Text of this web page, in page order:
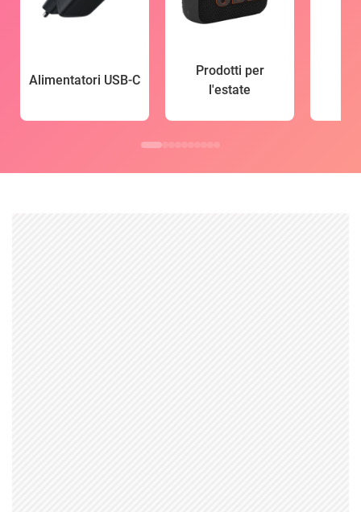
Alimentatori USB-C
Prodotti per
l'estate